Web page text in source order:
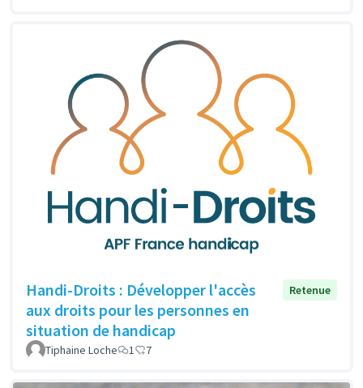
Handi-Droits : Développer l'accès
aux droits pour les personnes en
situation de handicap
Retenue
Tiphaine Loche 1 7